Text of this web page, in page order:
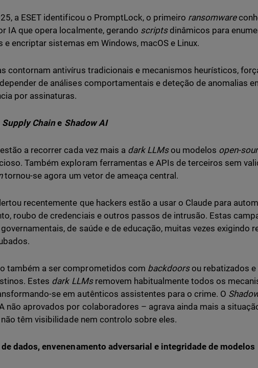
a ESET identificou o PromptLock, o primeiro ransomware
IA que opera localmente, gerando scriptsdinâmicos para
e encriptar sistemas em Windows, macOS e Linux.
contornam antivírus tradicionais e mecanismos heurísticos,
de análises comportamentais e deteção de anomalias
por assinaturas.
Supply Chaine Shadow AI
a recorrer cada vez mais a dark LLMsou modelos open-
Também exploram ferramentas e APIs de terceiros sem
tornou-se agora um vetor de ameaça central.
recentemente que hackers estão a usar o Claude para
roubo de credenciais e outros passos de intrusão. Estas
de saúde e de educação, muitas vezes exigindo
também a ser comprometidos com backdoorsou rebatizados e
Estes dark LLMsremovem habitualmente todos os
se em autênticos assistentes para o crime. O
não aprovados por colaboradores – agrava ainda mais a
têm visibilidade nem controlo sobre eles.
dados, envenenamento adversarial e integridade de modelos